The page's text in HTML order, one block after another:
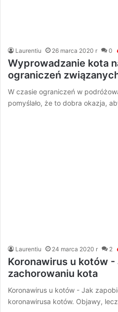
Laurentiu 26 marca 2020 r 0
Wyprowadzanie kota
ograniczeń
W czasie ograniczeń w
pomyślało, że to dobra okazja,
Laurentiu 24 marca 2020 r 2
Koronawirus u kotów
zachorowaniu kota
Koronawirus u kotów - Jak
koronawirusa kotów. Objawy,